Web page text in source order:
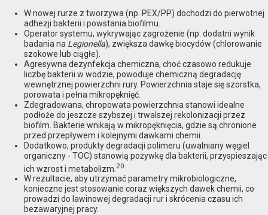
W nowej rurze z tworzywa (np. PEX/PP) dochodzi do pierwotnej
adhezji bakterii i powstania biofilmu.
Operator systemu, wykrywając zagrożenie (np. dodatni wynik
badania na Legionella), zwiększa dawkę biocydów (chlorowanie
szokowe lub ciągłe).
Agresywna dezynfekcja chemiczna, choć czasowo redukuje
liczbę bakterii w wodzie, powoduje chemiczną degradację
wewnętrznej powierzchni rury. Powierzchnia staje się szorstka,
porowata i pełna mikropęknięć.
Zdegradowana, chropowata powierzchnia stanowi idealne
podłoże do jeszcze szybszej i trwalszej rekolonizacji przez
biofilm. Bakterie wnikają w mikropęknięcia, gdzie są chronione
przed przepływem i kolejnymi dawkami chemii.
Dodatkowo, produkty degradacji polimeru (uwalniany węgiel
organiczny - TOC) stanowią pożywkę dla bakterii, przyspieszając
ich wzrost i metabolizm. 20
W rezultacie, aby utrzymać parametry mikrobiologiczne,
konieczne jest stosowanie coraz większych dawek chemii, co
prowadzi do lawinowej degradacji rur i skrócenia czasu ich
bezawaryjnej pracy.